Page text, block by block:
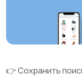
👉 Сохранить